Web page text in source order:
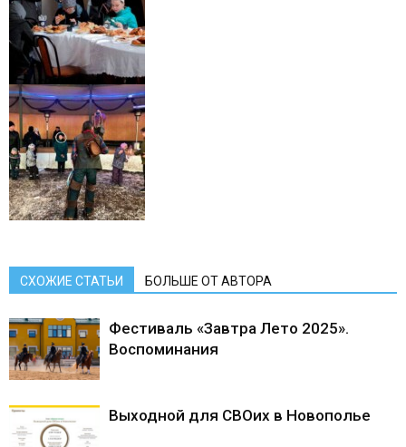
СХОЖИЕ СТАТЬИ БОЛЬШЕ ОТ АВТОРА
Фестиваль «Завтра Лето 2025».
Воспоминания
Выходной для СВОих в Новополье